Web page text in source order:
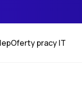
Oferty pracy IT